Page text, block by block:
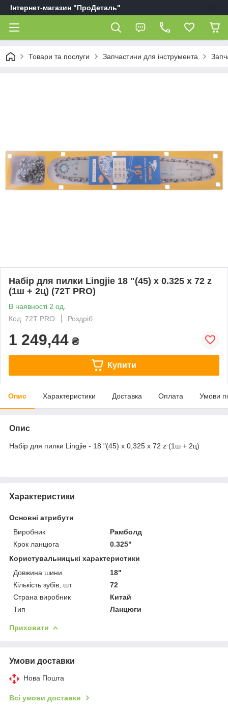
Інтернет-магазин "ПроДеталь"
Товари та послуги Запчастини для інструмента
Набір для пилки Lingjie 18 "(45) x 0.325 x 72 z
(1ш + 2ц) (72T PRO)
В наявності 2 од.
Код: 72T PRO
Роздріб
1 249,44 ₴
Купити
Опис Характеристики Доставка Оплата Умови
Опис
Набір для пилки Lingjie - 18 "(45) x 0,325 x 72 z (1ш + 2ц)
Характеристики
Основні атрибути
Виробник
Рамболд
Крок ланцюга
0.325"
Користувальницькі характеристики
Довжина шини
18"
Кількість зубів, шт
72
Страна виробник
Китай
Тип
Ланцюги
Приховати
Умови доставки
Нова Пошта
Всі умови доставки